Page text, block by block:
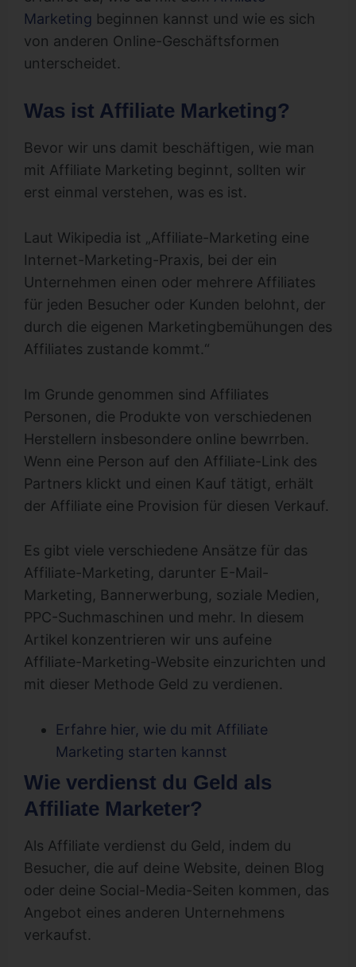
Marketing beginnen kannst und wie es sich
von anderen Online-Geschäftsformen
unterscheidet.
Was ist Affiliate Marketing?
Bevor wir uns damit beschäftigen, wie man
mit Affiliate Marketing beginnt, sollten wir
erst einmal verstehen, was es ist.
Laut Wikipedia ist „Affiliate-Marketing eine
Internet-Marketing-Praxis, bei der ein
Unternehmen einen oder mehrere Affiliates
für jeden Besucher oder Kunden belohnt, der
durch die eigenen Marketingbemühungen des
Affiliates zustande kommt.“
Im Grunde genommen sind Affiliates
Personen, die Produkte von verschiedenen
Herstellern insbesondere online bewrrben.
Wenn eine Person auf den Affiliate-Link des
Partners klickt und einen Kauf tätigt, erhält
der Affiliate eine Provision für diesen Verkauf.
Es gibt viele verschiedene Ansätze für das
Affiliate-Marketing, darunter E-Mail-
Marketing, Bannerwerbung, soziale Medien,
PPC-Suchmaschinen und mehr. In diesem
Artikel konzentrieren wir uns aufeine
Affiliate-Marketing-Website einzurichten und
mit dieser Methode Geld zu verdienen.
Erfahre hier, wie du mit Affiliate
Marketing starten kannst
Wie verdienst du Geld als
Affiliate Marketer?
Als Affiliate verdienst du Geld, indem du
Besucher, die auf deine Website, deinen Blog
oder deine Social-Media-Seiten kommen, das
Angebot eines anderen Unternehmens
verkaufst.